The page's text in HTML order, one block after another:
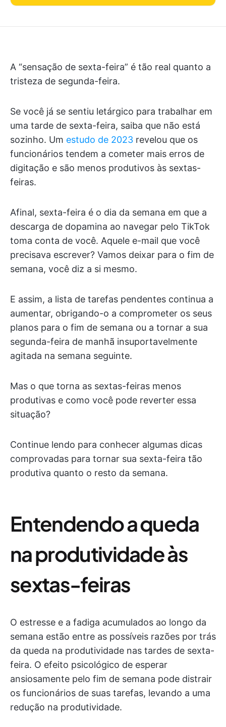
A “sensação de sexta-feira” é tão real quanto a
tristeza de segunda-feira.
Se você já se sentiu letárgico para trabalhar em
uma tarde de sexta-feira, saiba que não está
sozinho. Um estudo de 2023 revelou que os
funcionários tendem a cometer mais erros de
digitação e são menos produtivos às sextas-
feiras.
Afinal, sexta-feira é o dia da semana em que a
descarga de dopamina ao navegar pelo TikTok
toma conta de você. Aquele e-mail que você
precisava escrever? Vamos deixar para o fim de
semana, você diz a si mesmo.
E assim, a lista de tarefas pendentes continua a
aumentar, obrigando-o a comprometer os seus
planos para o fim de semana ou a tornar a sua
segunda-feira de manhã insuportavelmente
agitada na semana seguinte.
Mas o que torna as sextas-feiras menos
produtivas e como você pode reverter essa
situação?
Continue lendo para conhecer algumas dicas
comprovadas para tornar sua sexta-feira tão
produtiva quanto o resto da semana.
Entendendo a queda
na produtividade às
sextas-feiras
O estresse e a fadiga acumulados ao longo da
semana estão entre as possíveis razões por trás
da queda na produtividade nas tardes de sexta-
feira. O efeito psicológico de esperar
ansiosamente pelo fim de semana pode distrair
os funcionários de suas tarefas, levando a uma
redução na produtividade.